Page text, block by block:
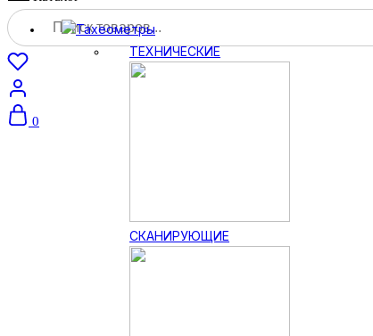
Поиск
товаров
0
Тахеометры
ТЕХНИЧЕСКИЕ
СКАНИРУЮЩИЕ